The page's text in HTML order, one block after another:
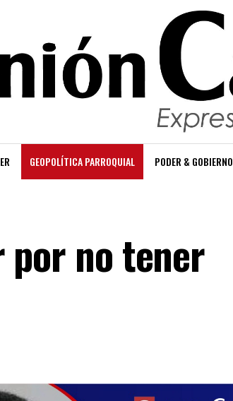
GEOPOLÍTICA PARROQUIAL PODER & GOBIERNO
por no tener